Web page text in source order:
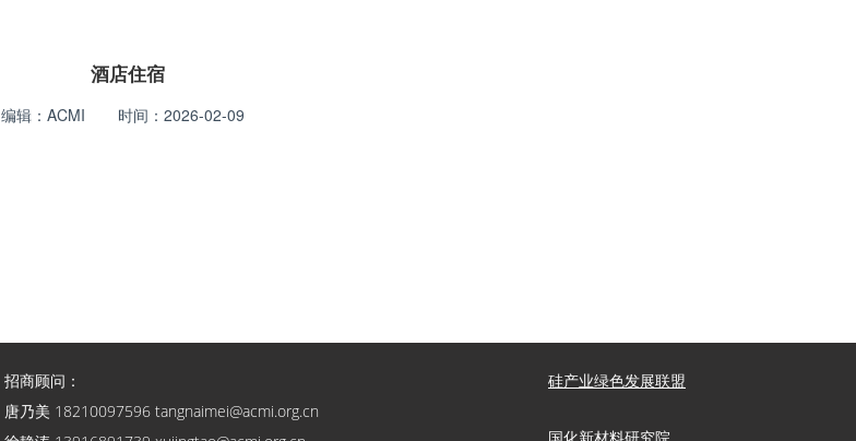
酒店住宿
编辑： ACMI 时间： 2026-02-09
招商顾问：
唐乃美 18210097596 tangnaimei@acmi.org.cn
硅产业绿色发展联盟